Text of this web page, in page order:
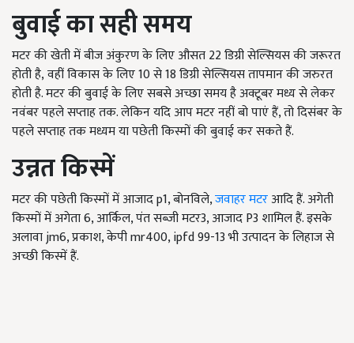
बुवाई का सही समय
मटर की खेती मेंबीज अंकुरण के लिए औसत22डिग्री सेल्सियस की जरूरत
होती है,वहीं विकास के लिए10से18डिग्री सेल्सियस तापमान की जरुरत
होती है. मटर की बुवाई के लिए सबसे अच्छा समय है अक्टूबर मध्य से लेकर
नवंबर पहले सप्ताह तक. लेकिन यदि आप मटर नहीं बो पाएं हैं, तो दिसंबर के
पहले सप्ताह तक मध्यम या पछेती किस्मों की बुवाई कर सकते हैं.
उन्नत किस्में
मटर की पछेती किस्मों में आजाद p1, बोनविले,जवाहर मटरआदि हैं. अगेती
किस्मों में अगेता 6, आर्किल, पंत सब्जी मटर3, आजाद P3 शामिल हैं. इसके
अलावा jm6, प्रकाश, केपी mr400, ipfd 99-13 भी उत्पादन के लिहाज से
अच्छी किस्में हैं.